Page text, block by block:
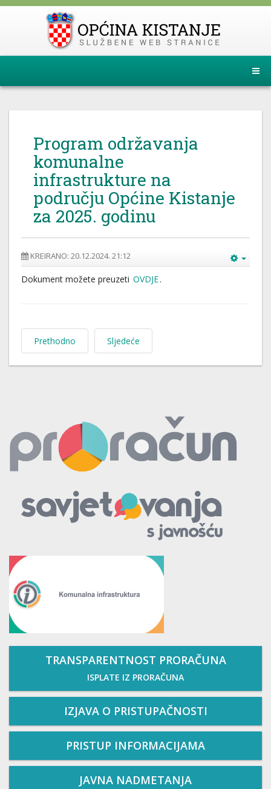
Program održavanja
komunalne
infrastrukture na
području Općine Kistanje
za 2025. godinu
KREIRANO: 20.12.2024. 21:12
Dokument možete preuzeti OVDJE.
Prethodno Sljedeće
TRANSPARENTNOST PRORAČUNA
ISPLATE IZ PRORAČUNA
IZJAVA O PRISTUPAČNOSTI
PRISTUP INFORMACIJAMA
JAVNA NADMETANJA